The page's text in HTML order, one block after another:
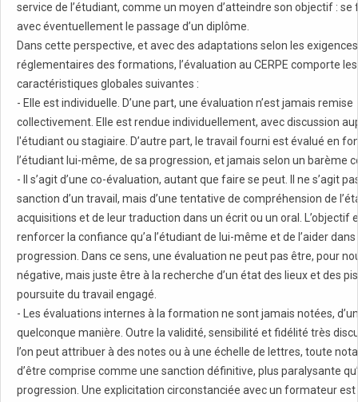
service de l’étudiant, comme un moyen d’atteindre son objectif : se
avec éventuellement le passage d’un diplôme.
Dans cette perspective, et avec des adaptations selon les exigences
réglementaires des formations, l’évaluation au CERPE comporte les
caractéristiques globales suivantes :
- Elle est individuelle. D’une part, une évaluation n’est jamais remise
collectivement. Elle est rendue individuellement, avec discussion
l'étudiant ou stagiaire. D’autre part, le travail fourni est évalué en
l’étudiant lui-même, de sa progression, et jamais selon un barème
- Il s’agit d’une co-évaluation, autant que faire se peut. Il ne s’agit
sanction d’un travail, mais d’une tentative de compréhension de
acquisitions et de leur traduction dans un écrit ou un oral. L’objectif
renforcer la confiance qu’a l’étudiant de lui-même et de l’aider dans
progression. Dans ce sens, une évaluation ne peut pas être, pour
négative, mais juste être à la recherche d’un état des lieux et des
poursuite du travail engagé.
- Les évaluations internes à la formation ne sont jamais notées,
quelconque manière. Outre la validité, sensibilité et fidélité très
l’on peut attribuer à des notes ou à une échelle de lettres, toute
d’être comprise comme une sanction définitive, plus paralysante
progression. Une explicitation circonstanciée avec un formateur est